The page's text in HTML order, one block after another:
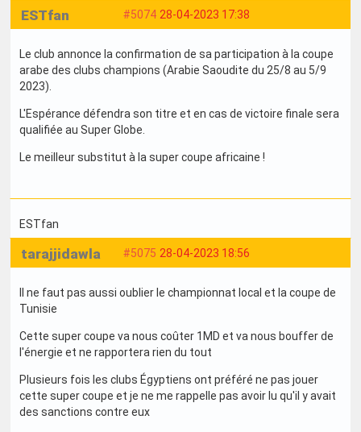
#5074 28-04-2023 17:38
ESTfan
Le club annonce la confirmation de sa participation à la coupe
arabe des clubs champions (Arabie Saoudite du 25/8 au 5/9
2023).
L'Espérance défendra son titre et en cas de victoire finale sera
qualifiée au Super Globe.
Le meilleur substitut à la super coupe africaine !
ESTfan
#5075 28-04-2023 18:56
tarajjidawla
Il ne faut pas aussi oublier le championnat local et la coupe de
Tunisie
Cette super coupe va nous coûter 1MD et va nous bouffer de
l'énergie et ne rapportera rien du tout
Plusieurs fois les clubs Égyptiens ont préféré ne pas jouer
cette super coupe et je ne me rappelle pas avoir lu qu'il y avait
des sanctions contre eux